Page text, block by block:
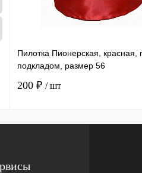
Пилотка Пионерская, красная,
подкладом, размер 56
200 ₽ / шт